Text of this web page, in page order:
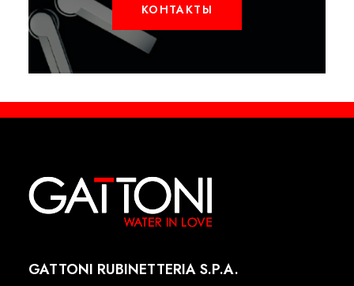
КОНТАКТЫ
GATTONI RUBINETTERIA S.P.A.